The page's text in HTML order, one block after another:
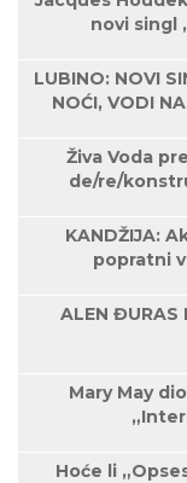
novi singl
LUBINO: NOVI
NOĆI, VODI
Živa Voda
de/re/
KANDŽIJA:
popratni
ALEN ĐURAS
Mary May
Hoće li